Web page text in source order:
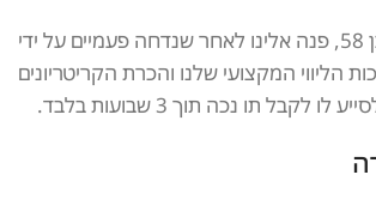
דוד, חולה דיאליזה בן 58, פנה אלינו לאחר שנדחה פעמיים על ידי
הליווי המקצועי שלנו והכרת הקריטריונים
לקבל תו נכה תוך 3 שבועות בלבד.